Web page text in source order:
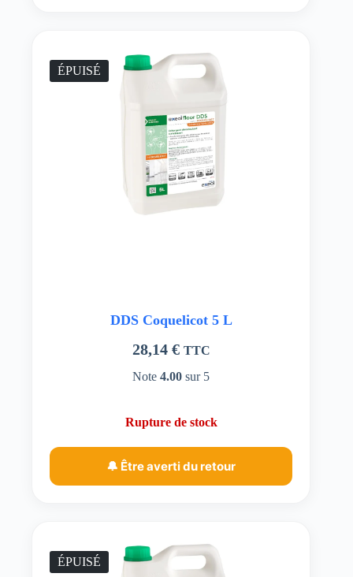
ÉPUISÉ
DDS Coquelicot 5 L
28,14 € TTC
Note4.00 sur 5
Rupture de stock
🔔 Être averti du retour
ÉPUISÉ